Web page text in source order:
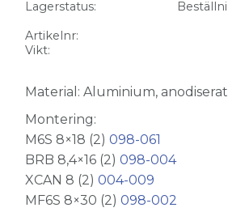
Lagerstatus
Artikelnr
Vikt
Material: Aluminium,
Montering:
M6S 8×18 (2)098-061
BRB 8,4×16 (2)098-004
XCAN 8 (2)004-009
MF6S 8×30 (2)098-002